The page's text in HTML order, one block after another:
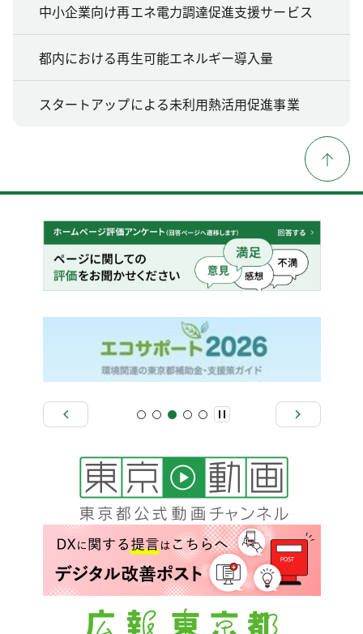
中小企業向け再エネ電力調達促進支援サービス
都内における再生可能エネルギー導入量
スタートアップによる未利用熱活用促進事業